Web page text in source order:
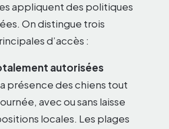
appliquent des politiques
On distingue trois
d’accès :
autorisées
présence des chiens tout
avec ou sans laisse
locales. Les plages